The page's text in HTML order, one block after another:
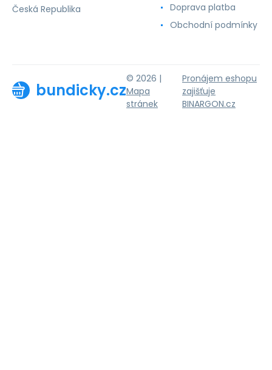
Česká Republika
Doprava platba
Obchodní podmínky
bundicky.cz
© 2026 |
Mapa
stránek
Pronájem eshopu
zajišťuje
BINARGON.cz